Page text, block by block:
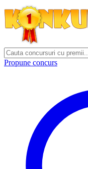
Propune concurs